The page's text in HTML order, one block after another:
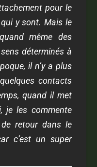
pour le
y sont. Mais le
même des
déterminés à
il n’y a plus
contacts
quand il met
je les commente
retour dans le
c’est un super